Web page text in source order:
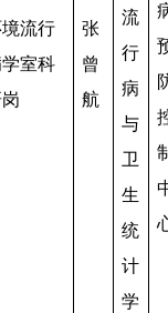
流行
室科
张
曾
航
流
行
病
与
卫
生
统
计
学